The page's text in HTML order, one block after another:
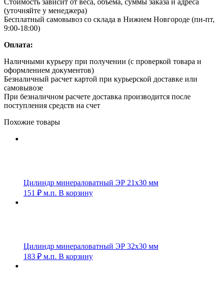
Стоимость зависит от веса, объема, суммы заказа и адреса
(уточняйте у менеджера)
Бесплатный самовывоз со склада в Нижнем Новгороде (пн-пт,
9:00-18:00)
Оплата:
Наличными курьеру при получении (с проверкой товара и
оформлением документов)
Безналичный расчет картой при курьерской доставке или
самовывозе
При безналичном расчете доставка производится после
поступления средств на счет
Похожие товары
Цилиндр минераловатный ЭР 21х30 мм
151 ₽ м.п. В корзину
Цилиндр минераловатный ЭР 32х30 мм
183 ₽ м.п. В корзину